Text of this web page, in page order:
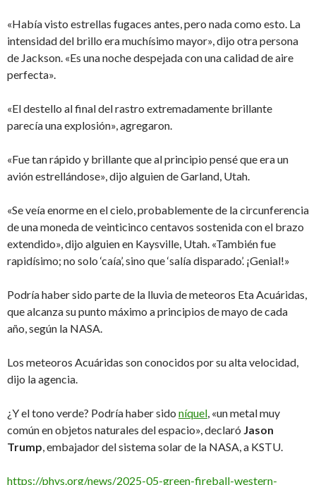
«Había visto estrellas fugaces antes, pero nada como esto. La
intensidad del brillo era muchísimo mayor», dijo otra persona
de Jackson. «Es una noche despejada con una calidad de aire
perfecta».
«El destello al final del rastro extremadamente brillante
parecía una explosión», agregaron.
«Fue tan rápido y brillante que al principio pensé que era un
avión estrellándose», dijo alguien de Garland, Utah.
«Se veía enorme en el cielo, probablemente de la circunferencia
de una moneda de veinticinco centavos sostenida con el brazo
extendido», dijo alguien en Kaysville, Utah. «También fue
rapidísimo; no solo ‘caía’, sino que ‘salía disparado’. ¡Genial!»
Podría haber sido parte de la lluvia de meteoros Eta Acuáridas,
que alcanza su punto máximo a principios de mayo de cada
año, según la NASA.
Los meteoros Acuáridas son conocidos por su alta velocidad,
dijo la agencia.
¿Y el tono verde? Podría haber sido níquel, «un metal muy
común en objetos naturales del espacio», declaró Jason
Trump, embajador del sistema solar de la NASA, a KSTU.
https://phys.org/news/2025-05-green-fireball-western-